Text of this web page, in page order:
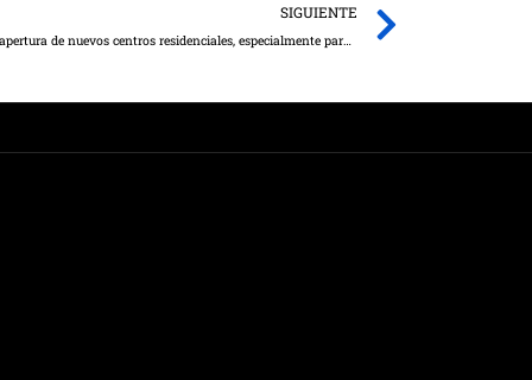
SIGUIENTE
El Gobierno regional apoya la construcción y apertura de nuevos centros residenciales, especialmente para personas mayores en el mundo rural